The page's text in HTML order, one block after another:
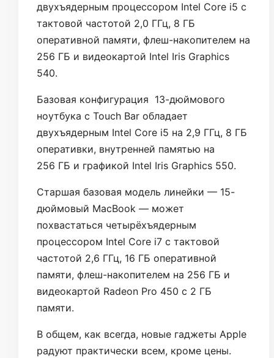
двухъядерным процессором Intel Core i5 с
тактовой частотой 2,0 ГГц, 8 ГБ
оперативной памяти, флеш-накопителем на
256 ГБ и видеокартой Intel Iris Graphics
540.
Базовая конфигурация 13-дюймового
ноутбука с Touch Bar обладает
двухъядерным Intel Core i5 на 2,9 ГГц, 8 ГБ
оперативки, внутренней памятью на
256 ГБ и графикой Intel Iris Graphics 550.
Старшая базовая модель линейки — 15-
дюймовый MacBook — может
похвастаться четырёхъядерным
процессором Intel Core i7 с тактовой
частотой 2,6 ГГц, 16 ГБ оперативной
памяти, флеш-накопителем на 256 ГБ и
видеокартой Radeon Pro 450 с 2 ГБ
памяти.
В общем, как всегда, новые гаджеты Apple
радуют практически всем, кроме цены.